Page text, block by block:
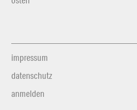
impressum
datenschutz
anmelden